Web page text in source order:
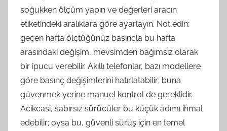
soğukken ölçüm yapın ve değerleri aracın
etiketindeki aralıklara göre ayarlayın. Not edin;
geçen hafta ölçtüğünüz basınçla bu hafta
arasındaki değişim, mevsimden bağımsız olarak
bir ipucu verebilir. Akıllı telefonlar, bazı modellere
göre basınç değişimlerini hatırlatabilir; buna
güvenmek yerine manuel kontrol de gereklidir.
Acikcasi, sabırsız sürücüler bu küçük adımı ihmal
edebilir; oysa bu, güvenli sürüş için en temel